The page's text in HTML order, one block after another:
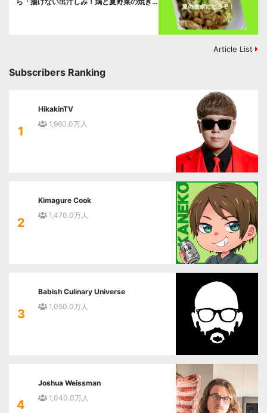
浸し」に挑戦。
Article List
Subscribers Ranking
1
HikakinTV
1,960.0万人
2
Kimagure Cook
1,470.0万人
3
Babish Culinary Universe
1,050.0万人
4
Joshua Weissman
1,040.0万人